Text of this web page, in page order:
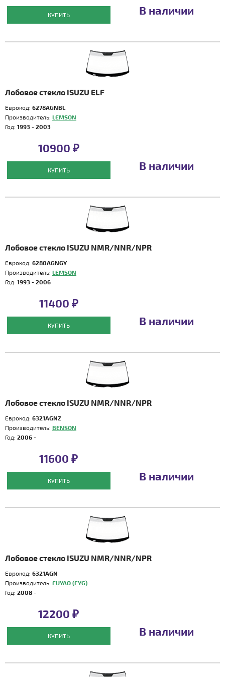
КУПИТЬ В наличии
Лобовое стекло ISUZU ELF
Еврокод: 6278AGNBL
Производитель: LEMSON
Год: 1993 - 2003
10900 ₽
КУПИТЬ В наличии
Лобовое стекло ISUZU NMR/NNR/NPR
Еврокод: 6280AGNGY
Производитель: LEMSON
Год: 1993 - 2006
11400 ₽
КУПИТЬ В наличии
Лобовое стекло ISUZU NMR/NNR/NPR
Еврокод: 6321AGNZ
Производитель: BENSON
Год: 2006 -
11600 ₽
КУПИТЬ В наличии
Лобовое стекло ISUZU NMR/NNR/NPR
Еврокод: 6321AGN
Производитель: FUYAO (FYG)
Год: 2008 -
12200 ₽
КУПИТЬ В наличии